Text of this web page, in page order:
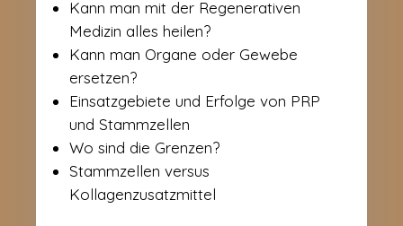
Kann man mit der Regenerativen
Medizin alles heilen?
Kann man Organe oder Gewebe
ersetzen?
Einsatzgebiete und Erfolge von PRP
und Stammzellen
Wo sind die Grenzen?
Stammzellen versus
Kollagenzusatzmittel